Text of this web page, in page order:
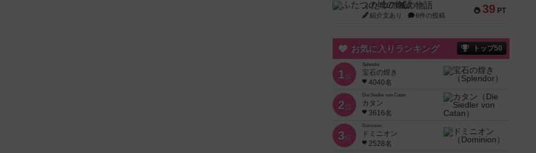
39 PT
ふたつの城の物語
紹介文あり 6件の投稿
お気に入りランキング トップ50
1位
Splendor
宝石の煌き
4040名
2位
Die Siedler von Catan
カタン
3616名
3位
Dominion
ドミニオン
2528名